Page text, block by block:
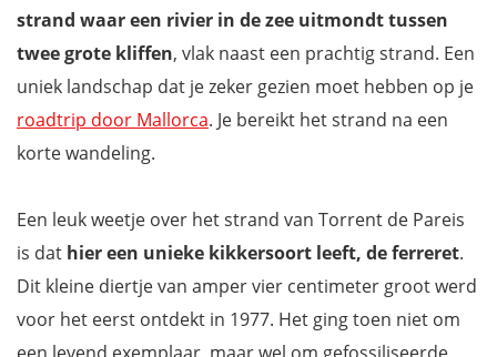
strand waar een rivier in de zee uitmondt tussen
twee grote kliffen, vlak naast een prachtig strand. Een
uniek landschap dat je zeker gezien moet hebben op je
roadtrip door Mallorca. Je bereikt het strand na een
korte wandeling.
Een leuk weetje over het strand van Torrent de Pareis
is dat hier een unieke kikkersoort leeft, de ferreret.
Dit kleine diertje van amper vier centimeter groot werd
voor het eerst ontdekt in 1977. Het ging toen niet om